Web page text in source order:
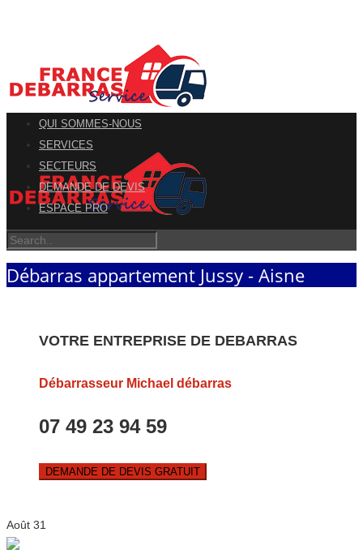
QUI SOMMES-NOUS
SERVICES
SECTEURS
DEMANDE DE DEVIS
ESPACE PRO
Débarras appartement Jussy - Aisne
VOTRE ENTREPRISE DE DEBARRAS
Débarrasseur Michael débarras
07 49 23 94 59
DEMANDE DE DEVIS GRATUIT
Août 31